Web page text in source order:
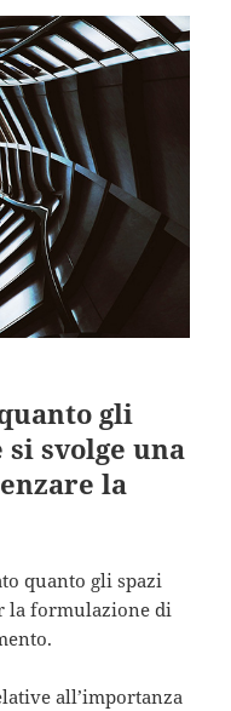
gli
svolge una
la
quanto gli spazi
la formulazione di
all’importanza